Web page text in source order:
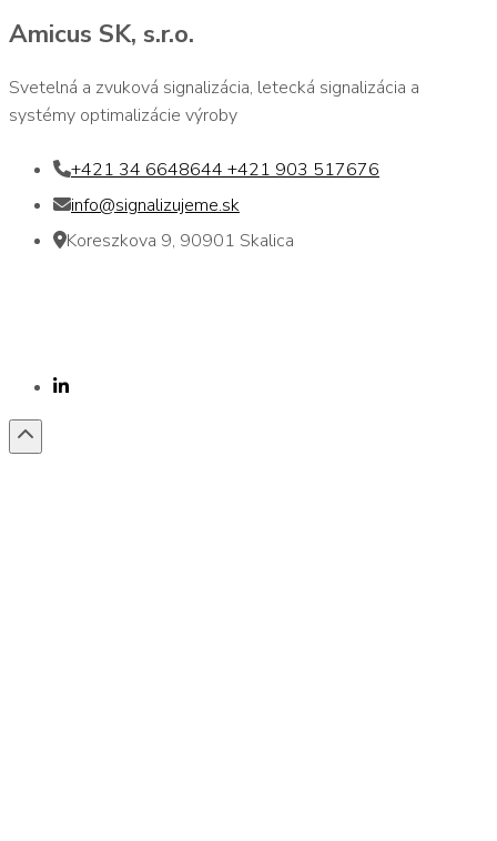
Amicus SK, s.r.o.
Svetelná a zvuková signalizácia, letecká signalizácia a
systémy optimalizácie výroby
+421 34 6648644 +421 903 517676
info@signalizujeme.sk
Koreszkova 9, 90901 Skalica